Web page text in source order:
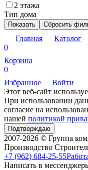
2 этажа
Тип дома
Показать Сбросить
Главная
Каталог
0
Корзина
0
Избранное
Войти
Этот веб-сайт
При использовании
согласие на
нашей политикой
Подтверждаю
2007-2026 © Группа
Производство
+7 (962) 684-25-55
Написать в